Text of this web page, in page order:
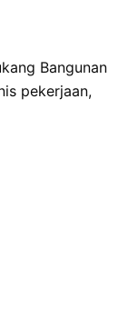
Bangunan
pekerjaan,